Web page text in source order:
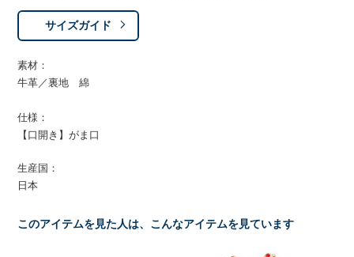
サイズガイド
素材：
牛革／裏地 綿
仕様：
【口開き】がま口
生産国：
日本
このアイテムを見た人は、こんなアイテムを見ています